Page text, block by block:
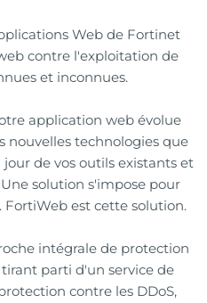
Web de Fortinet
contre l'exploitation de
et inconnues.
application web évolue
nouvelles technologies que
de vos outils existants et
solution s'impose pour
FortiWeb est cette solution.
intégrale de protection
parti d'un service de
contre les DDoS,